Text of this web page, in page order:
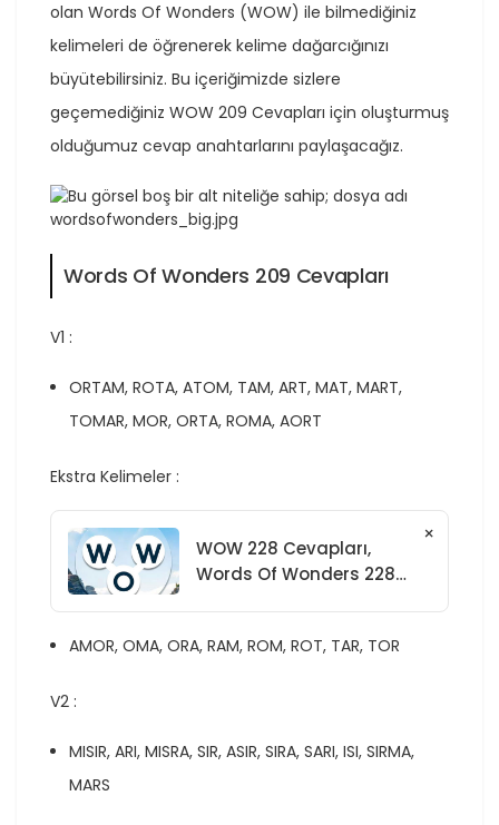
olan Words Of Wonders (WOW) ile bilmediğiniz
kelimeleri de öğrenerek kelime dağarcığınızı
büyütebilirsiniz. Bu içeriğimizde sizlere
geçemediğiniz WOW 209 Cevapları için oluşturmuş
olduğumuz cevap anahtarlarını paylaşacağız.
Words Of Wonders 209 Cevapları
V1 :
ORTAM, ROTA, ATOM, TAM, ART, MAT, MART,
TOMAR, MOR, ORTA, ROMA, AORT
Ekstra Kelimeler :
WOW 228 Cevapları,
Words Of Wonders 228
×
AMOR, OMA, ORA, RAM, ROM, ROT, TAR, TOR
V2 :
MISIR, ARI, MISRA, SIR, ASIR, SIRA, SARI, ISI, SIRMA,
MARS